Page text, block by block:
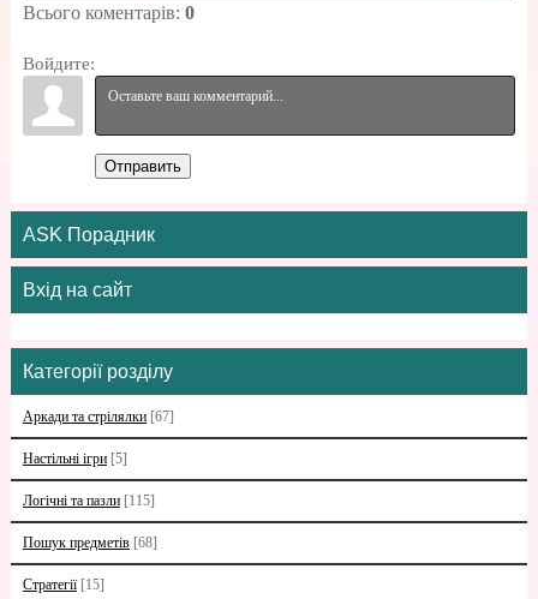
Всього коментарів: 0
Войдите:
Отправить
ASK Порадник
Вхід на сайт
Категорії розділу
Аркади та стрілялки [67]
Настільні ігри [5]
Логічні та пазли [115]
Пошук предметів [68]
Стратегії [15]